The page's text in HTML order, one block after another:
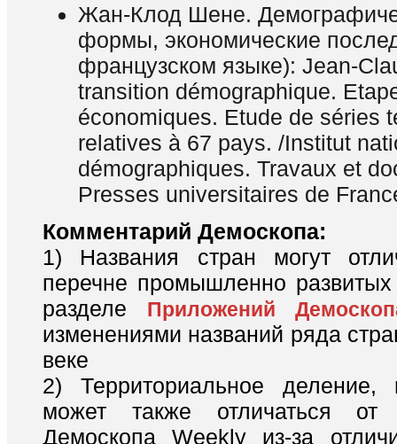
Жан-Клод Шене.
формы, экономические
французском языке): Jean-
transition démographique.
économiques. Etude de séries
relatives à 67 pays. /Institut
démographiques. Travaux et
Presses universitaires de
Комментарий Демоскопа:
1) Названия стран могут
перечне промышленно
разделе Приложений
изменениями названий ряда
веке
2) Территориальное деление,
может также отличаться от
Демоскопа Weekly из-за